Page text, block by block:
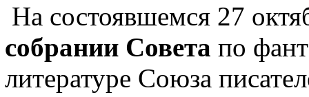
На состоявшемся 27
собрании Совета по
литературе Союза